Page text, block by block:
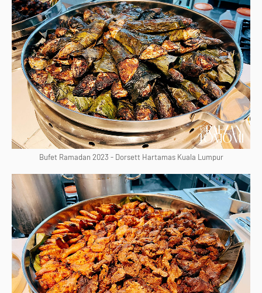
Bufet Ramadan 2023 - Dorsett Hartamas Kuala Lumpur